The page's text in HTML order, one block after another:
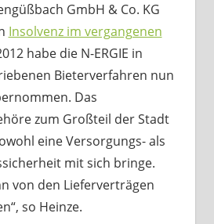
GmbH & Co. KG
Insolvenz im vergangenen
habe die N-ERGIE in
Bieterverfahren nun
Das
zum Großteil der Stadt
eine Versorgungs- als
mit sich bringe.
von den Lieferverträgen
so Heinze.